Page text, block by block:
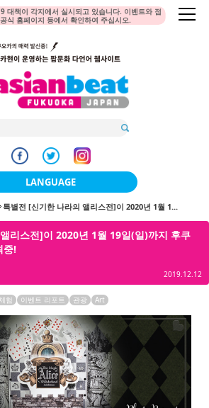
대책이 각지에서 실시되고 있습니다. 이벤트와 점
식 홈페이지 등에서 확인하여 주십시오.
LANGUAGE
日本語
한국어
繁體中文
English
ภาษาไทย
tiéng Viêt
특별전 [신기한 나라의 앨리스전]이 2020년 1월 1...
리스전]이 2020년 1월 19일(일)까지 후쿠
중!
2019.12.12
체험 이벤트 리포트 관광 Art